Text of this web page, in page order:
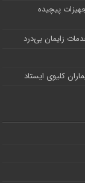
پیچیده
کلیوی ایستاد